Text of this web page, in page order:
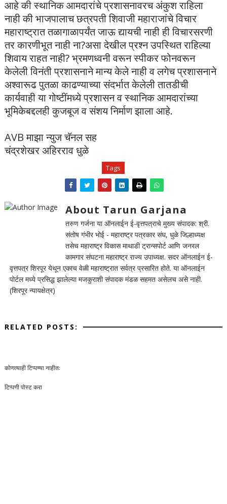
आहे की स्थानिक आमदारांचे प्रशासनावरच अंकुश राहिला
नाही की भाजपालाच छत्रपती शिवाजी महाराजांचे विचार
महाराष्ट्रात तळागाळापर्यंत जाऊ द्यायची नाही ही विचारसरणी
तर कारणीभूत नाही ना?असा देखील प्रश्न उपस्थित राहिल्या
शिवाय राहत नाही? भ्रमणध्वनी वरून स्पीकर फोनवरून
केलेली विनंती प्रशासनाने मान्य केले नाही व लगेच प्रशासनाने
अश्वारूढ पुतळा काढण्याच्या संदर्भात केलेली तातडीची
कार्यवाही या गोष्टींमध्ये प्रशासन व स्थानिक आमदारांच्या
भूमिकेबद्दलही कुजबूज व संशय निर्माण झाला आहे.
AVB माझा न्युज चॅनल सह
चंद्रशेखर अहिरराव धुळे
Tags
About Tarun Garjana
तरुण गर्जना या ऑनलाईन ई-वृत्तपत्राचे मुख्य संपादक: श्री.
संतोष गंभीर भोई - महाराष्ट्र पत्रकार संघ, धुळे जिल्हाध्यक्ष
तसेच महाराष्ट्र विकास माथाडी ट्रान्सपोर्ट आणि जनरल
कामगार संघटना महाराष्ट्र राज्य उपाध्यक्ष. सदर ऑनलाईन ई-
वृत्तपत्र शिरपूर येथून एकाच वेळी महाराष्ट्रात सर्वत्र प्रसारित होते. या ऑनलाईन
पोर्टल मध्ये प्रसिद्ध झालेल्या मजकुराशी संपादक मंडळ सहमत असेलच असे नाही.
(शिरपूर न्यायक्षेत्र)
RELATED POSTS:
कोणत्याही टिप्पण्‍या नाहीत:
टिप्पणी पोस्ट करा